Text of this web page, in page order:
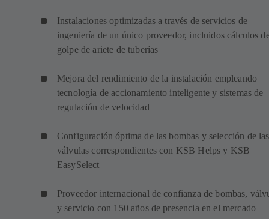
Instalaciones optimizadas a través de servicios de
ingeniería de un único proveedor, incluidos cálculos
golpe de ariete de tuberías
Mejora del rendimiento de la instalación empleando
tecnología de accionamiento inteligente y sistemas de
regulación de velocidad
Configuración óptima de las bombas y selección de las
válvulas correspondientes con KSB Helps y KSB
EasySelect
Proveedor internacional de confianza de bombas,
y servicio con 150 años de presencia en el mercado